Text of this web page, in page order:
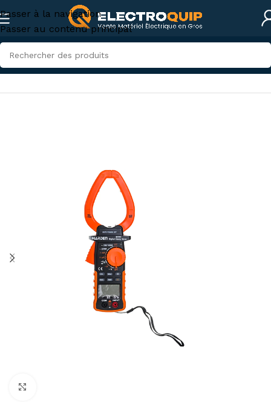
Passer à la navigation
Passer au contenu principal
Accueil/Instruments de mesures et tests